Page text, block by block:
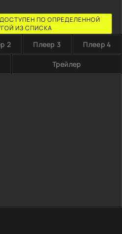
ПО ОПРЕДЕЛЕННОЙ
ИЗ СПИСКА
2 Плеер 3 Плеер 4
Трейлер